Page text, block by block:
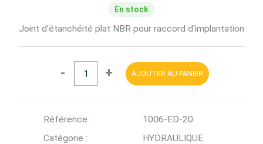
En stock
Joint d'étanchéité plat NBR pour raccord d'implantation
- + AJOUTER AU PANIER
Référence :
1006-ED-20
Catégorie :
HYDRAULIQUE